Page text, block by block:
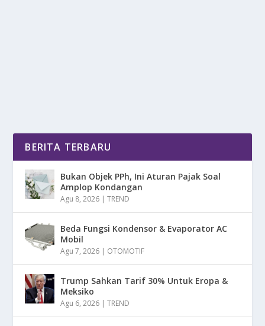
BERITA TERBARU
Bukan Objek PPh, Ini Aturan Pajak Soal
Amplop Kondangan
Agu 8, 2026 |TREND
Beda Fungsi Kondensor & Evaporator AC
Mobil
Agu 7, 2026 | OTOMOTIF
Trump Sahkan Tarif 30% Untuk Eropa &
Meksiko
Agu 6, 2026 |TREND